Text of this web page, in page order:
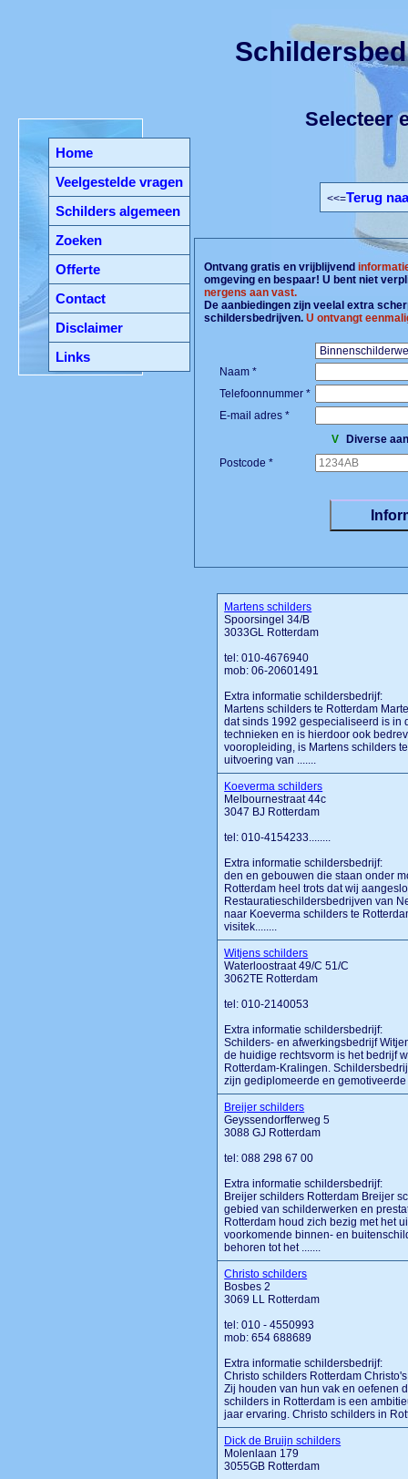
Home
Veelgestelde vragen
Schilders algemeen
Zoeken
Offerte
Contact
Disclaimer
Links
Selecteer
<<=Terug
Ontvang gratis en vrijblijvend
omgeving en bespaar! U bent niet
nergens aan vast.
De aanbiedingen zijn veelal extra
schildersbedrijven.U ontvangt
Naam *
Telefoonnummer *
E-mail adres *
V
Diverse
Postcode *
Martens schilders
Spoorsingel 34/B
3033GL Rotterdam
tel: 010-4676940
mob: 06-20601491
Extra informatie schildersbedrijf:
Martens schilders te Rotterdam
dat sinds 1992 gespecialiseerd is in
technieken en is hierdoor ook
vooropleiding, is Martens schilders
uitvoering van .......
Koeverma schilders
Melbournestraat 44c
3047 BJ Rotterdam
tel: 010-4154233........
Extra informatie schildersbedrijf:
den en gebouwen die staan onder
Rotterdam heel trots dat wij
Restauratieschildersbedrijven van
naar Koeverma schilders te
visitek........
Witjens schilders
Waterloostraat 49/C 51/C
3062TE Rotterdam
tel: 010-2140053
Extra informatie schildersbedrijf:
Schilders- en afwerkingsbedrijf
de huidige rechtsvorm is het bedrijf
Rotterdam-Kralingen.
zijn gediplomeerde en
Breijer schilders
Geyssendorfferweg 5
3088 GJ Rotterdam
tel: 088 298 67 00
Extra informatie schildersbedrijf:
Breijer schilders Rotterdam Breijer
gebied van schilderwerken en
Rotterdam houd zich bezig met het
voorkomende binnen- en
behoren tot het .......
Christo schilders
Bosbes 2
3069 LL Rotterdam
tel: 010 - 4550993
mob: 654 688689
Extra informatie schildersbedrijf:
Christo schilders Rotterdam
Zij houden van hun vak en oefenen
schilders in Rotterdam is een
jaar ervaring. Christo schilders in
Dick de Bruijn schilders
Molenlaan 179
3055GB Rotterdam